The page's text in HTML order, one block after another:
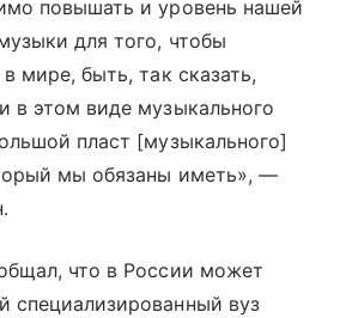
повышать и уровень нашей
для того, чтобы
мире, быть, так сказать,
в этом виде музыкального
пласт [музыкального]
мы обязаны иметь», —
что в России может
специализированный вуз